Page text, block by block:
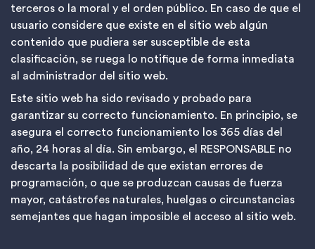
terceros o la moral y el orden público. En caso de que el
usuario considere que existe en el sitio web algún
contenido que pudiera ser susceptible de esta
clasificación, se ruega lo notifique de forma inmediata
al administrador del sitio web.
Este sitio web ha sido revisado y probado para
garantizar su correcto funcionamiento. En principio, se
asegura el correcto funcionamiento los 365 días del
año, 24 horas al día. Sin embargo, el RESPONSABLE no
descarta la posibilidad de que existan errores de
programación, o que se produzcan causas de fuerza
mayor, catástrofes naturales, huelgas o circunstancias
semejantes que hagan imposible el acceso al sitio web.